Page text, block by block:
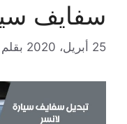
سفايف
25 أبريل، 2020 بقلم